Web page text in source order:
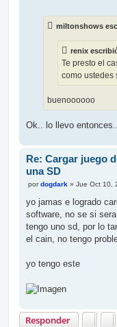
miltonshows
renix
Te presto el
como ustedes
buenoooooo
Ok.. lo llevo
Re: Cargar juego
una SD
M
n
s
a
j
pordogdark » Jue Oct 10,
yo jamas e logrado
software, no se si
tengo uno sd, por lo
el cain, no tengo
yo tengo este
Responder